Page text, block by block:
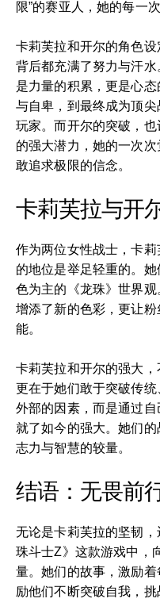
限”的赛亚人，她的每一
卡莉芙拉和开尔的角色
背后都充满了努力与汗
是力量的积累，更是心
与自卑，到最终成为顶
玩家。而开尔的突破，
的强大潜力，她的一次
敢追求极限的信念。
卡莉芙拉与开
作为两位女性战士，卡
的地位是举足轻重的。
色为主的《龙珠》世界
增添了新的色彩，更让
能。
卡莉芙拉和开尔的强大，
更在于她们敢于突破传
外部的因素，而是通过
就了如今的强大。她们
志力与智慧的较量。
结语：无畏前
无论是卡莉芙拉的坚韧
珠斗士Z》这款游戏中，
量。她们的故事，激励
励他们不断突破自我，挑